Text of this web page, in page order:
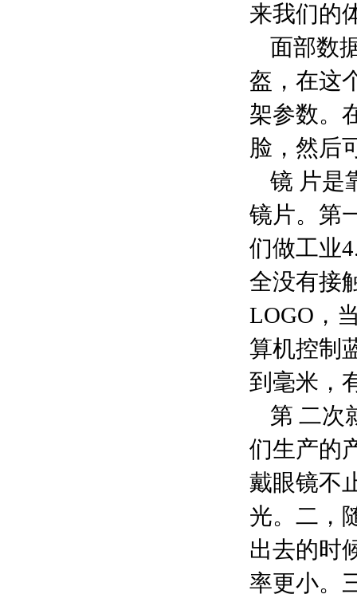
来我们的
面部数
盔，在这
架参数。
脸，然后
镜 片是
镜片。第
们做工业
全没有接
LOGO，
算机控制
到毫米，
第 二次
们生产的
戴眼镜不
光。二，
出去的时
率更小。